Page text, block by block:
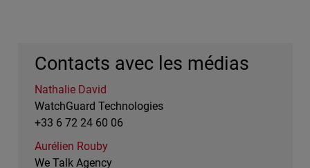
Contacts avec les médias
Nathalie David
WatchGuard Technologies
+33 6 72 24 60 06
Aurélien Rouby
We Talk Agency